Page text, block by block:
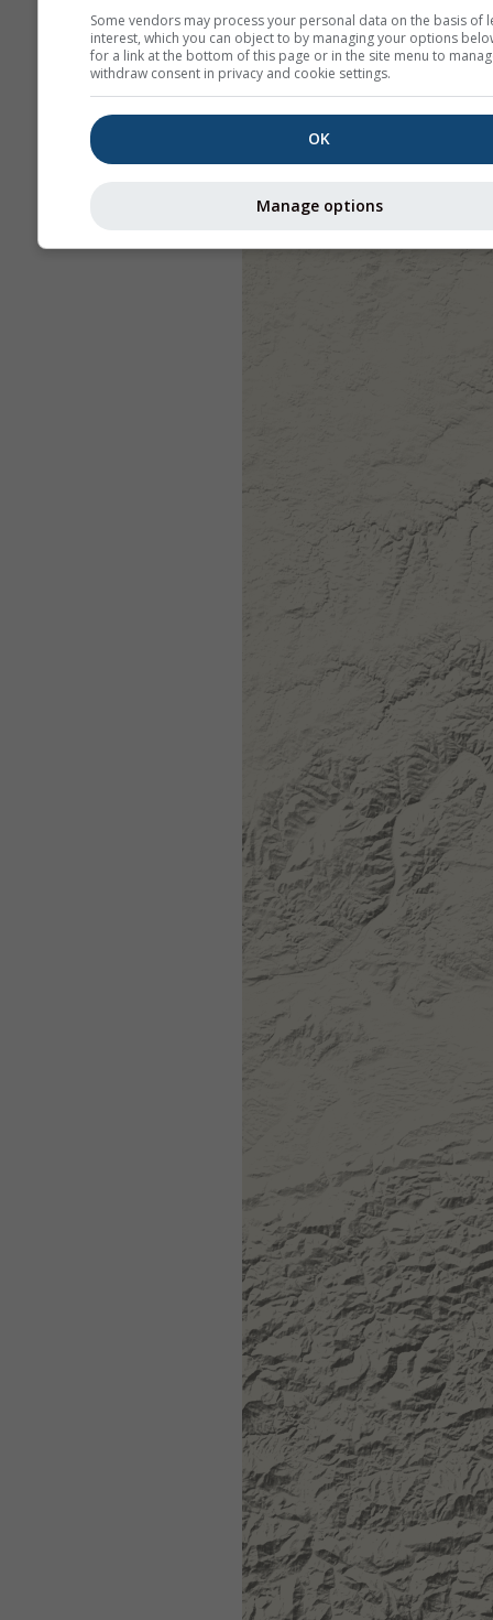
Some vendors may process your personal data on the basis of
interest, which you can object to by managing your options
for a link at the bottom of this page or in the site menu to
withdraw consent in privacy and cookie settings.
OK
Manage options